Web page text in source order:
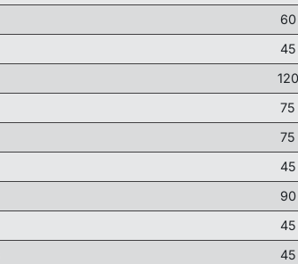
60
45
120
75
75
45
90
45
45